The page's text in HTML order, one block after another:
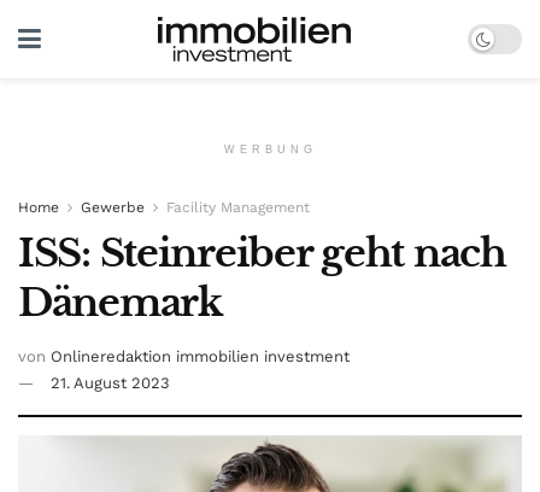
WERBUNG
Home Gewerbe Facility Management
ISS: Steinreiber geht nach
Dänemark
von Onlineredaktion immobilien investment
21. August 2023